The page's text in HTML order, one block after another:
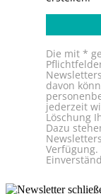
Die mit *
davon
jederzeit
Löschung
Dazu